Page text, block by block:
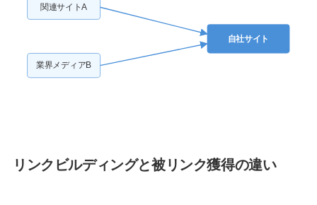
関連サイトA
業界メディアB
自社サイト
リンクビルディングと被リンク獲得の違い